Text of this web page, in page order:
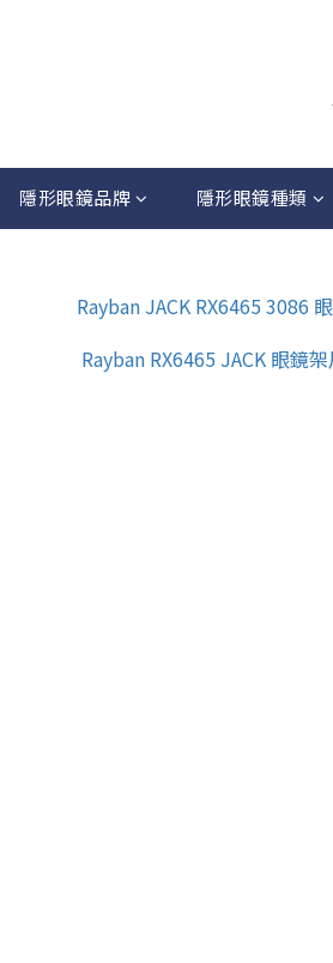
隱形眼鏡品牌 隱形眼鏡種類